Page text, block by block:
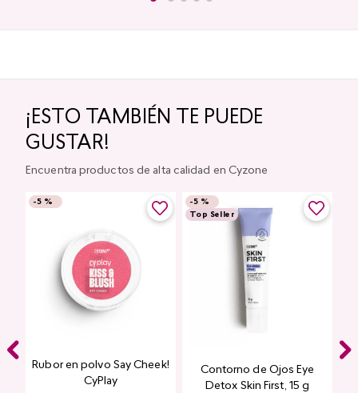
¡ESTO TAMBIÉN TE PUEDE
GUSTAR!
Encuentra productos de alta calidad en Cyzone
-5 %
Rubor en polvo Say Cheek!
CyPlay
-5 %
Top Seller
Contorno de Ojos Eye
Detox Skin First, 15 g